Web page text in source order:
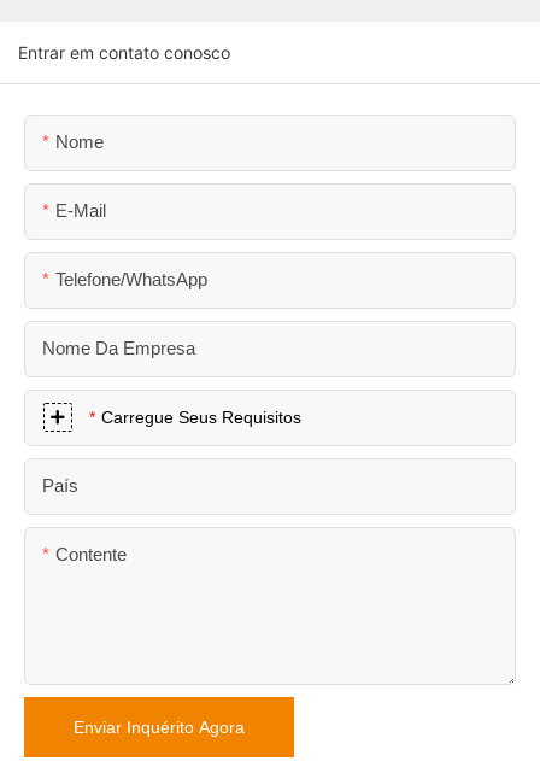
Entrar em contato conosco
Nome
E-Mail
Telefone/WhatsApp
Nome Da Empresa
Carregue Seus Requisitos
País
Contente
Enviar Inquérito Agora